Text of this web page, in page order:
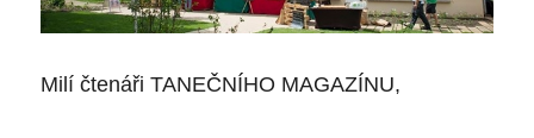
Milí čtenáři TANEČNÍHO MAGAZÍNU,